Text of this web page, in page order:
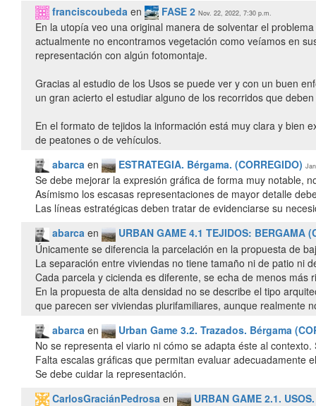
franciscoubeda en FASE 2 Nov. 22, 2022, 7:30 p.m.
En la utopía veo una original manera de solventar el
actualmente no encontramos vegetación como veíamos en
representación con algún fotomontaje.
Gracias al estudio de los Usos se puede ver y con un buen
un gran acierto el estudiar alguno de los recorridos que
En el formato de tejidos la información está muy clara y bien
de peatones o de vehículos.
abarca en ESTRATEGIA. Bérgama. (CORREGIDO)
Se debe mejorar la expresión gráfica de forma muy notable,
Asímismo los escasas representaciones de mayor detalle
Las líneas estratégicas deben tratar de evidenciarse su
abarca en
URBAN GAME 4.1 TEJIDOS: BERGAMA
Únicamente se diferencia la parcelación en la propuesta de
La separación entre viviendas no tiene tamaño ni de patio ni
Cada parcela y cicienda es diferente, se echa de menos más
En la propuesta de alta densidad no se describe el tipo
que parecen ser viviendas plurifamiliares, aunque realmente
abarca en
Urban Game 3.2. Trazados. Bérgama
No se representa el viario ni cómo se adapta éste al
Falta escalas gráficas que permitan evaluar adecuadamente
Se debe cuidar la representación.
CarlosGraciánPedrosa en
URBAN GAME 2.1.